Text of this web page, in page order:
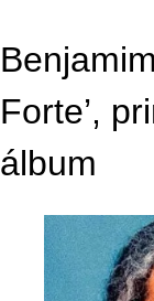
Forte’,
álbum